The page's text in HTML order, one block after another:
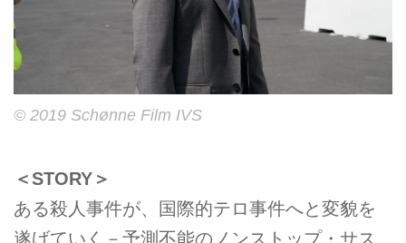
© 2019 Schønne Film IVS
＜STORY＞
ある殺人事件が、国際的テロ事件へと変貌を
遂げていく－予測不能のノンストップ・サス